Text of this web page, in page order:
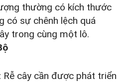
thường có kích thước
có sự chênh lệch quá
trong cùng một lô.
: Rễ cây cần được phát triển